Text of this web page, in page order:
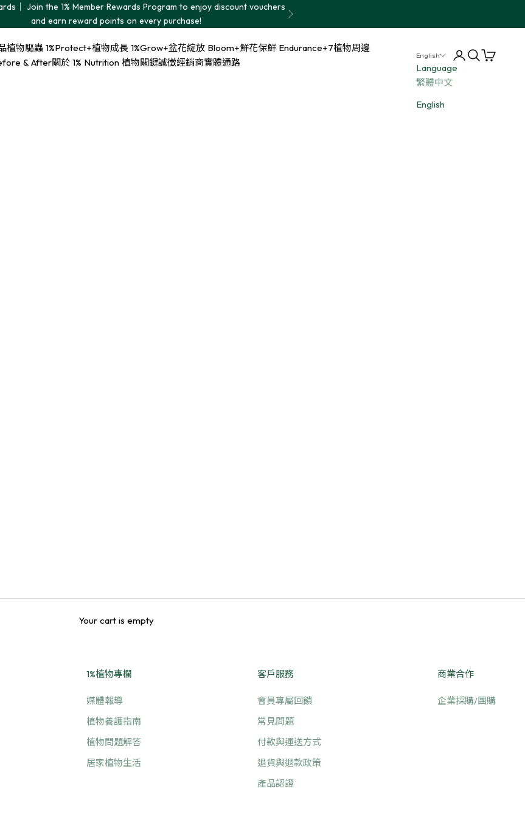
｜ Join the 1% Member Rewards Program to enjoy discount vouchers
and earn reward points on every purchase!
Next
植物驅蟲 1%Protect+植物成長 1%Grow+盆花綻放 Bloom+鮮花保鮮 Endurance+7植物周邊
& After關於 1% Nutrition 植物關鍵誠徵經銷商實體通路
English
Language
繁體中文
English
LoginSearch
Cart
Your cart is empty
1%植物專欄
媒體報導
植物養護指南
植物問題解答
居家植物生活
客戶服務
會員專屬回饋
常見問題
付款與運送方式
退貨與退款政策
產品認證
商業合作
企業採購/團購